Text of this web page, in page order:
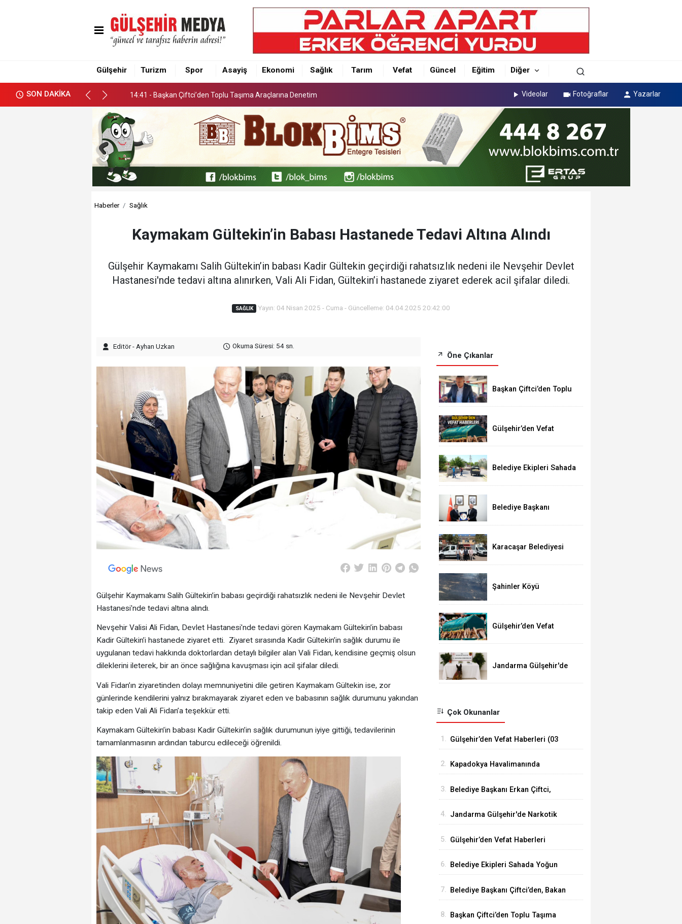
Gülşehir Turizm Spor Asayiş Ekonomi Sağlık Tarım Vefat Güncel Eğitim Diğer
SON DAKİKA
14:41 - Başkan Çiftci’den Toplu Taşıma Araçlarına Denetim
14:41 - Başkan Çiftci’den Toplu Taşıma Araçlarına Denetim
14:41 - Başkan Çiftci’den Toplu Taşıma Araçlarına Denetim Videolar Fotoğraflar Yazarlar
Haberler Sağlık
Kaymakam Gültekin’in Babası Hastanede Tedavi Altına Alındı
Gülşehir Kaymakamı Salih Gültekin’in babası Kadir Gültekin geçirdiği rahatsızlık nedeni ile Nevşehir Devlet
Hastanesi'nde tedavi altına alınırken, Vali Ali Fidan, Gültekin’i hastanede ziyaret ederek acil şifalar diledi.
SAĞLIK Yayın: 04 Nisan 2025 - Cuma - Güncelleme: 04.04.2025 20:42:00
Editör - Ayhan Uzkan Okuma Süresi: 54 sn.
Gülşehir Kaymakamı Salih Gültekin’in babası geçirdiği rahatsızlık nedeni ile Nevşehir Devlet
Hastanesi'nde tedavi altına alındı.
Nevşehir Valisi Ali Fidan, Devlet Hastanesi'nde tedavi gören Kaymakam Gültekin’in babası
Kadir Gültekin’i hastanede ziyaret etti. Ziyaret sırasında Kadir Gültekin’in sağlık durumu ile
uygulanan tedavi hakkında doktorlardan detaylı bilgiler alan Vali Fidan, kendisine geçmiş olsun
dileklerini ileterek, bir an önce sağlığına kavuşması için acil şifalar diledi.
Vali Fidan’ın ziyaretinden dolayı memnuniyetini dile getiren Kaymakam Gültekin ise, zor
günlerinde kendilerini yalnız bırakmayarak ziyaret eden ve babasının sağlık durumunu yakından
takip eden Vali Ali Fidan’a teşekkür etti.
Kaymakam Gültekin’in babası Kadir Gültekin’in sağlık durumunun iyiye gittiği, tedavilerinin
tamamlanmasının ardından taburcu edileceği öğrenildi.
Öne Çıkanlar
Başkan Çiftci’den Toplu
Denetim
Gülşehir’den Vefat
Belediye Ekipleri Sahada
Yürütüyor
Belediye Başkanı
Yumaklı’ya Ziyaret
Karacaşar Belediyesi
Güçlendirdi
Şahinler Köyü
Dekar Alan Yandı!
Gülşehir’den Vefat
2026)
Jandarma Gülşehir'de
Düzenledi
Çok Okunanlar
1. Gülşehir’den Vefat Haberleri (03
2. Kapadokya Havalimanında
3. Belediye Başkanı Erkan Çiftci,
4. Jandarma Gülşehir'de Narkotik
5. Gülşehir’den Vefat Haberleri
6. Belediye Ekipleri Sahada Yoğun
7. Belediye Başkanı Çiftci’den, Bakan
8. Başkan Çiftci’den Toplu Taşıma